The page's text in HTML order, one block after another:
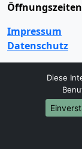
Impressum
Datenschutz
Umzugsservice
Diese